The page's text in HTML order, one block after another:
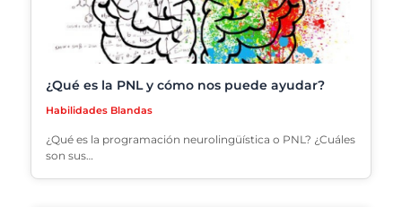
¿Qué es la PNL y cómo nos puede ayudar?
Habilidades Blandas
¿Qué es la programación neurolingüística o PNL? ¿Cuáles
son sus…